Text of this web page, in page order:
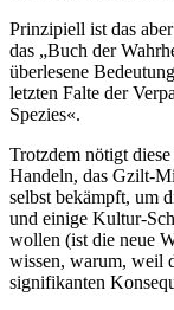
Prinzipiell ist das
das „Buch der
überlesene
letzten Falte der
Spezies«.
Trotzdem nötigt
Handeln, das Gzilt-
selbst bekämpft, um
und einige Kultur-
wollen (ist die neue
wissen, warum, weil
signifikanten